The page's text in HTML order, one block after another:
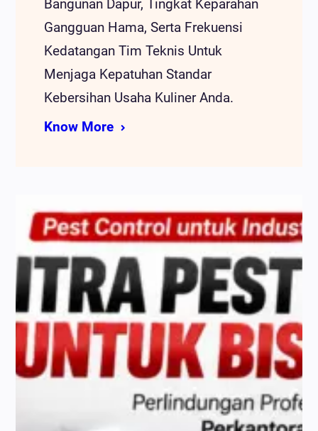
Bangunan Dapur, Tingkat Keparahan
Gangguan Hama, Serta Frekuensi
Kedatangan Tim Teknis Untuk
Menjaga Kepatuhan Standar
Kebersihan Usaha Kuliner Anda.
Know More